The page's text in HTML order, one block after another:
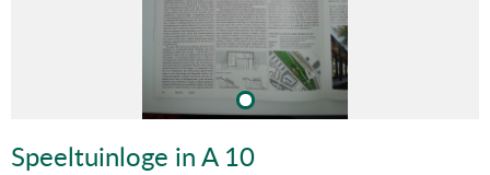
Speeltuinloge in A 10